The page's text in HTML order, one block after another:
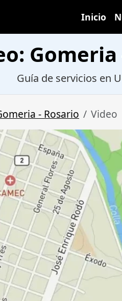
Inicio
Gomeria
Guía de servicios en
- Rosario Video